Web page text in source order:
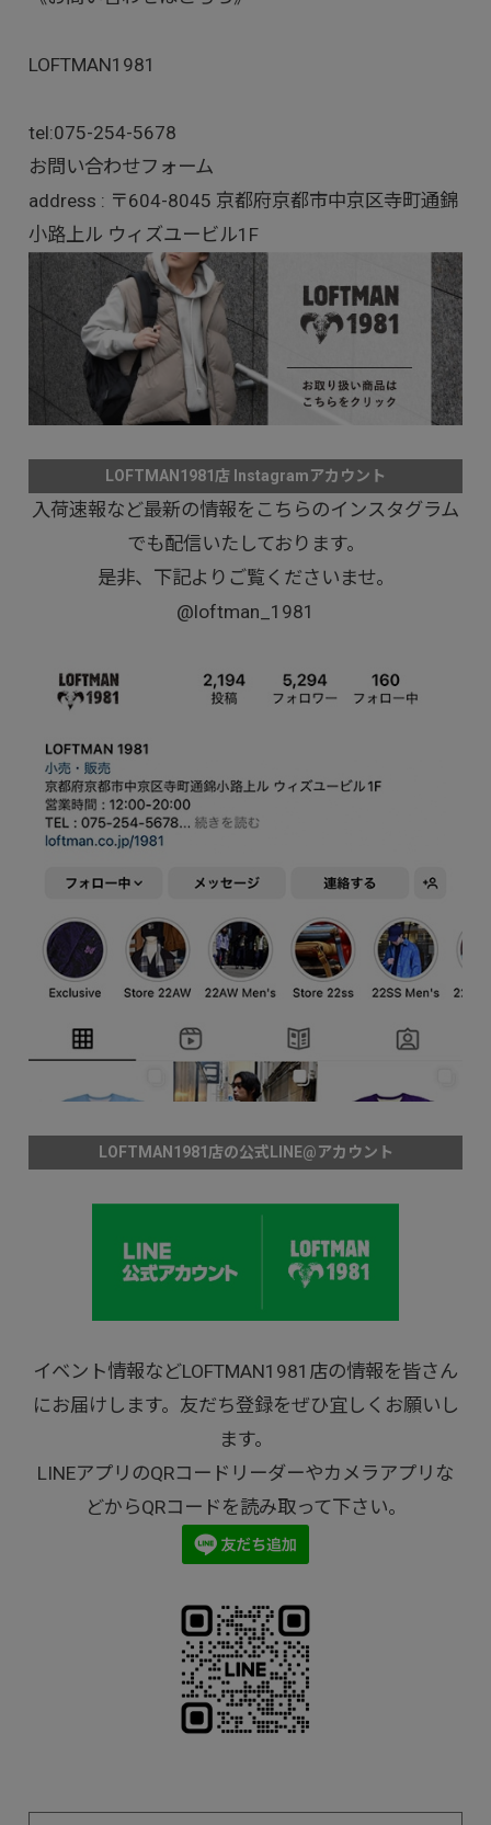
LOFTMAN1981
tel:075-254-5678
お問い合わせフォーム
address : 〒604-8045 京都府京都市中京区寺町通錦
小路上ル ウィズユービル1F
LOFTMAN1981店 Instagramアカウント
入荷速報など最新の情報をこちらのインスタグラム
でも配信いたしております。
是非、下記よりご覧くださいませ。
@loftman_1981
LOFTMAN1981店の公式LINE@アカウント
イベント情報などLOFTMAN1981店の情報を皆さん
にお届けします。友だち登録をぜひ宜しくお願いし
ます。
LINEアプリのQRコードリーダーやカメラアプリな
どからQRコードを読み取って下さい。